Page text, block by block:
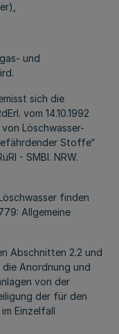
und
sich die
vom 14.10.1992
Löschwasser-
Stoffe“
- SMBl. NRW.
finden
Allgemeine
Abschnitten 2.2 und
Anordnung und
von der
der für den
Einzelfall